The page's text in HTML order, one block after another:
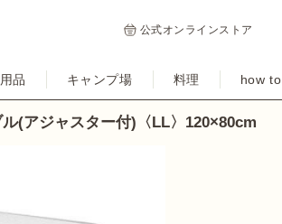
公式オンラインストア
品 キャンプ場 料理 how to
(アジャスター付)〈LL〉120×80cm